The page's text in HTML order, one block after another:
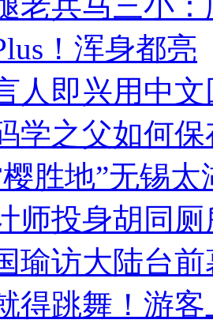
！浑身都亮
人即兴用中
学之父如何
胜地”无锡
师投身胡同
瑜访大陆台
得跳舞！游客